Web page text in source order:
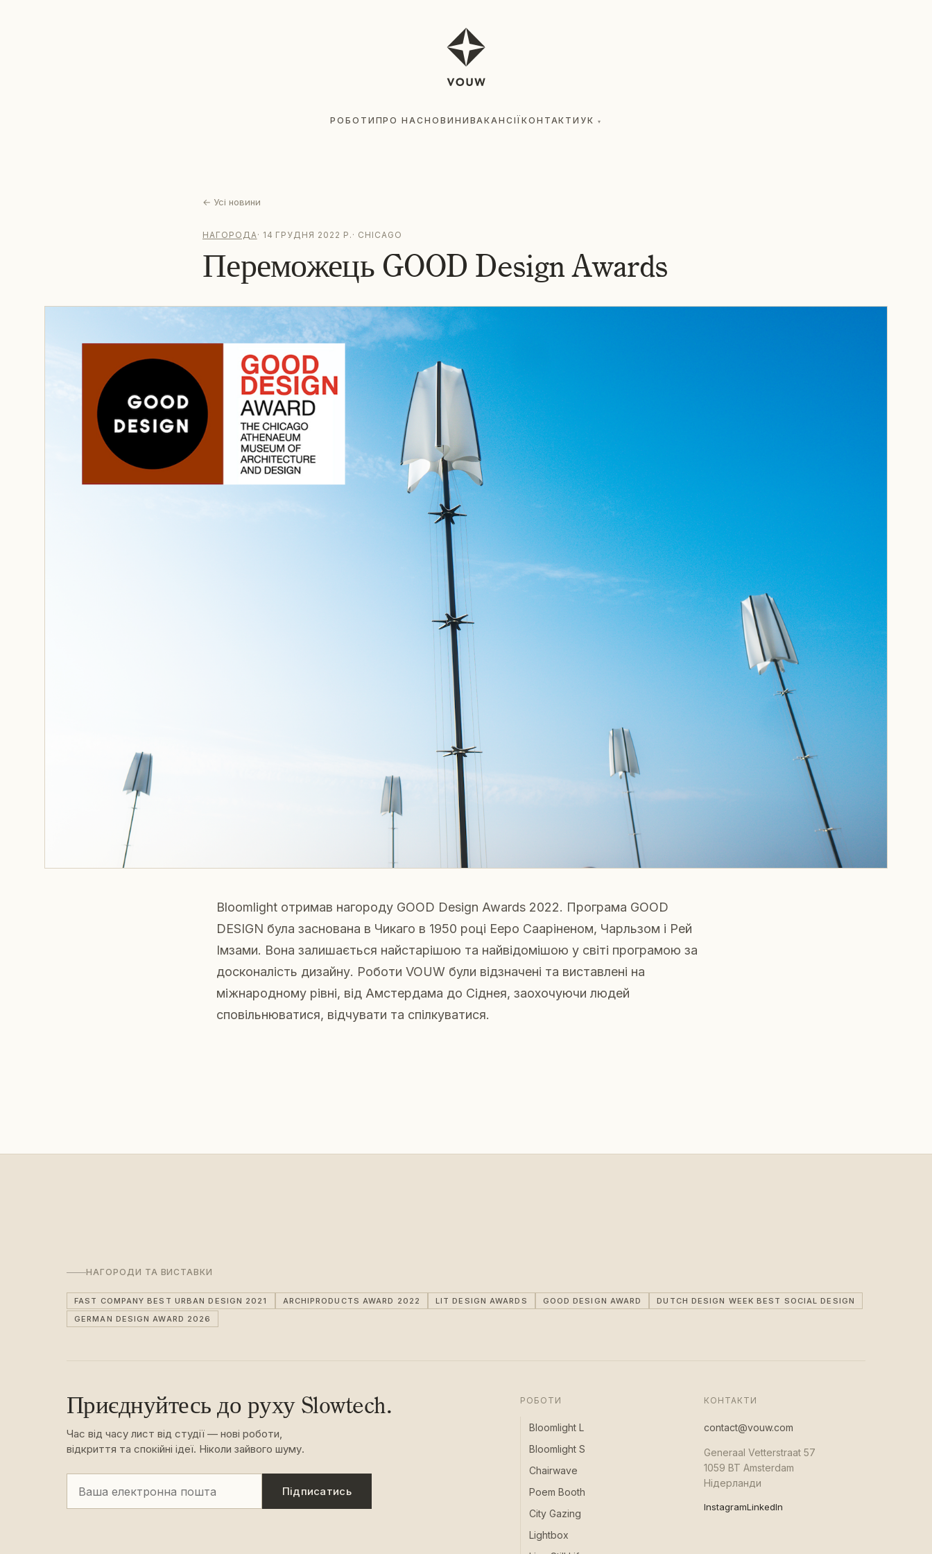
РОБОТИ ПРО НАС НОВИНИ ВАКАНСІЇ КОНТАКТИ УК ▾
← Усі новини
НАГОРОДА· 14 ГРУДНЯ 2022 Р. · CHICAGO
Переможець GOOD Design Awards
Bloomlight отримав нагороду GOOD Design Awards 2022. Програма GOOD
DESIGN була заснована в Чикаго в 1950 році Ееро Сааріненом, Чарльзом і Рей
Імзами. Вона залишається найстарішою та найвідомішою у світі програмою за
досконалість дизайну. Роботи VOUW були відзначені та виставлені на
міжнародному рівні, від Амстердама до Сіднея, заохочуючи людей
сповільнюватися, відчувати та спілкуватися.
НАГОРОДИ ТА ВИСТАВКИ
FAST COMPANY BEST URBAN DESIGN 2021 ARCHIPRODUCTS AWARD 2022 LIT DESIGN AWARDS GOOD DESIGN AWARD
DUTCH DESIGN WEEK BEST SOCIAL DESIGN
GERMAN DESIGN AWARD 2026
Приєднуйтесь до руху Slowtech.
Час від часу лист від студії — нові роботи,
відкриття та спокійні ідеї. Ніколи зайвого шуму.
Підписатись
РОБОТИ
Bloomlight L
Bloomlight S
Chairwave
Poem Booth
City Gazing
Lightbox
КОНТАКТИ
contact@vouw.com
Generaal Vetterstraat 57
1059 BT Amsterdam
Нідерланди
InstagramLinkedIn